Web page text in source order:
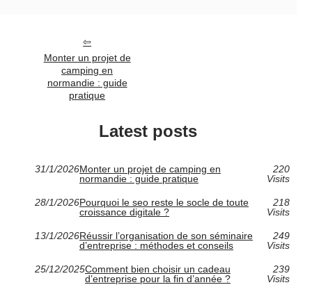
Monter un projet de
camping en
normandie : guide
pratique
Latest posts
31/1/2026Monter un projet de camping en
normandie : guide pratique
220
Visits
28/1/2026Pourquoi le seo reste le socle de toute
croissance digitale ?
218
Visits
13/1/2026Réussir l’organisation de son séminaire
d’entreprise : méthodes et conseils
249
Visits
25/12/2025Comment bien choisir un cadeau
d’entreprise pour la fin d’année ?
239
Visits